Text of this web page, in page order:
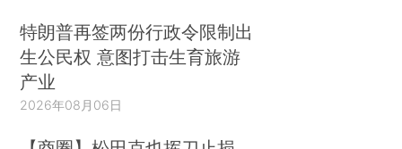
特朗普再签两份行政令限制出
生公民权 意图打击生育旅游
产业
2026年08月06日